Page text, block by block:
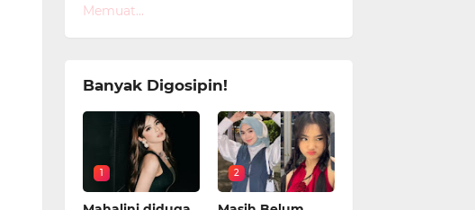
Memuat...
Banyak Digosipin!
1 2